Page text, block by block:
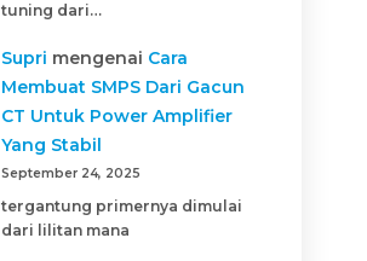
tuning dari…
Supri mengenai Cara
Membuat SMPS Dari Gacun
CT Untuk Power Amplifier
Yang Stabil
September 24, 2025
tergantung primernya dimulai
dari lilitan mana